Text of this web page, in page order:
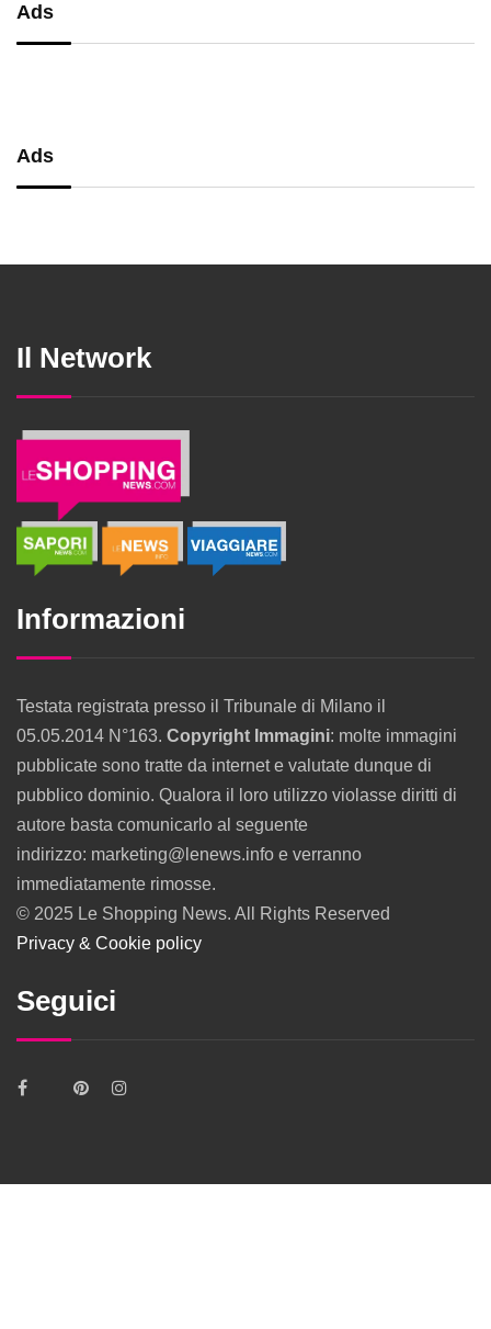
Ads
Ads
Il Network
Informazioni
Testata registrata presso il Tribunale di Milano il
05.05.2014 N°163. Copyright Immagini: molte immagini
pubblicate sono tratte da internet e valutate dunque di
pubblico dominio. Qualora il loro utilizzo violasse diritti di
autore basta comunicarlo al seguente
indirizzo: marketing@lenews.info e verranno
immediatamente rimosse.
© 2025 Le Shopping News. All Rights Reserved
Privacy & Cookie policy
Seguici